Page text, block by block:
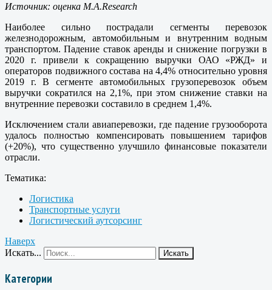
Источник: оценка M.A.Research
Наиболее сильно пострадали сегменты перевозок
железнодорожным, автомобильным и внутренним водным
транспортом. Падение ставок аренды и снижение погрузки в
2020 г. привели к сокращению выручки ОАО «РЖД» и
операторов подвижного состава на 4,4% относительно уровня
2019 г. В сегменте автомобильных грузоперевозок объем
выручки сократился на 2,1%, при этом снижение ставки на
внутренние перевозки составило в среднем 1,4%.
Исключением стали авиаперевозки, где падение грузооборота
удалось полностью компенсировать повышением тарифов
(+20%), что существенно улучшило финансовые показатели
отрасли.
Тематика:
Логистика
Транспортные услуги
Логистический аутсорсинг
Наверх
Искать...
Искать
Категории